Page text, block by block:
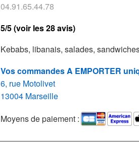
04.91.65.44.78
5/5 (voir les 28 avis)
Kebabs, libanais, salades,
Vos commandes A EMPORTER
6, rue Motolivet
13004 Marseille
Moyens de paiement :